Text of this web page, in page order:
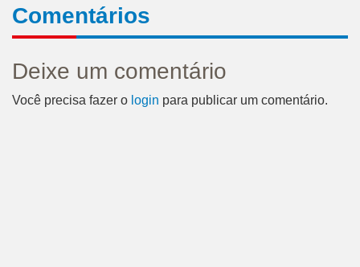
Comentários
Deixe um comentário
Você precisa fazer o login para publicar um comentário.